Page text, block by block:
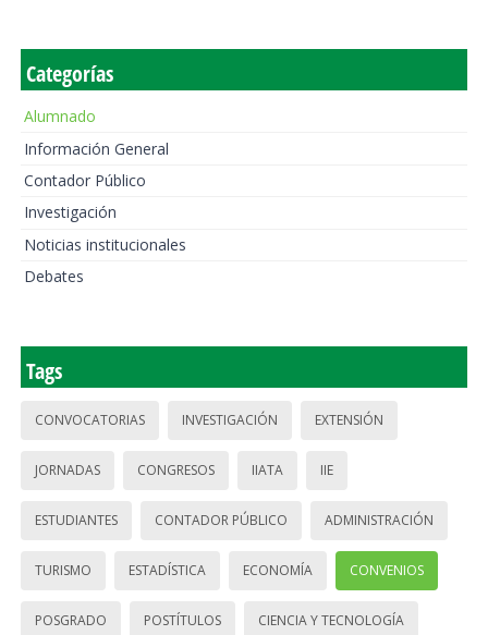
Categorías
Alumnado
Información General
Contador Público
Investigación
Noticias institucionales
Debates
Tags
CONVOCATORIAS INVESTIGACIÓN EXTENSIÓN
JORNADAS CONGRESOS IIATA IIE
ESTUDIANTES CONTADOR PÚBLICO ADMINISTRACIÓN
TURISMO ESTADÍSTICA ECONOMÍA CONVENIOS
POSGRADO POSTÍTULOS CIENCIA Y TECNOLOGÍA